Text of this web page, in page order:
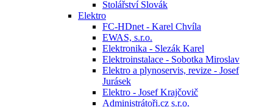
Stolářství Slovák
Elektro
FC-HDnet - Karel Chvíla
EWAS, s.r.o.
Elektronika - Slezák Karel
Elektroinstalace - Sobotka Miroslav
Elektro a plynoservis, revize - Josef
Jurásek
Elektro - Josef Krajčovič
Administrátoři.cz s.r.o.